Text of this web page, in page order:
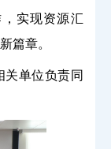
实现资源汇
篇章。
关单位负责同